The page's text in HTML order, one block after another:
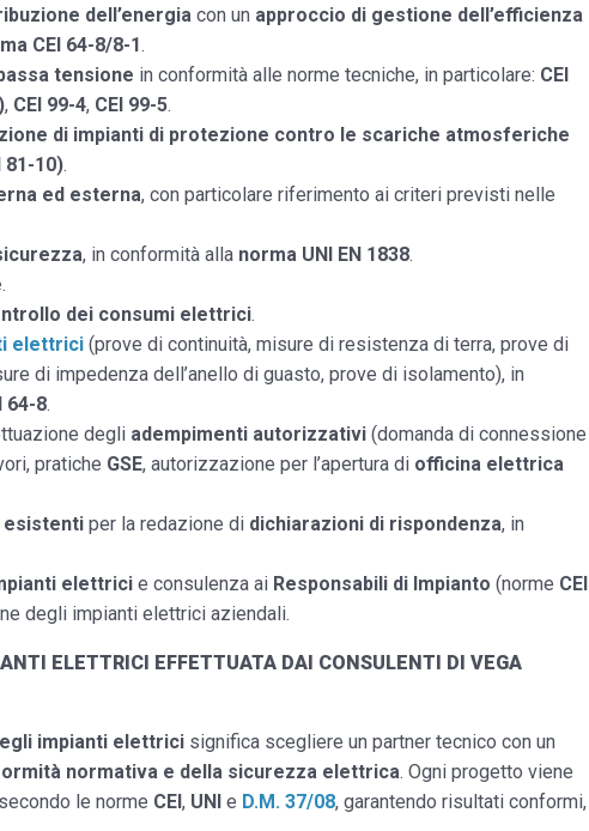
dell’energia con un approccio di gestione dell’efficienza
CEI 64-8/8-1.
tensione in conformità alle norme tecniche, in particolare: CEI
, CEI 99-4, CEI 99-5.
di impianti di protezione contro le scariche atmosferiche
81-10).
ed esterna, con particolare riferimento ai criteri previsti nelle
, in conformità alla norma UNI EN 1838.
.
dei consumi elettrici.
elettrici (prove di continuità, misure di resistenza di terra, prove di
di impedenza dell’anello di guasto, prove di isolamento), in
64-8.
degli adempimenti autorizzativi (domanda di connessione
pratiche GSE, autorizzazione per l’apertura di officina elettrica
esistenti per la redazione di dichiarazioni di rispondenza, in
elettrici e consulenza ai Responsabili di Impianto (norme CEI
degli impianti elettrici aziendali.
ELETTRICI EFFETTUATA DAI CONSULENTI DI VEGA
impianti elettrici significa scegliere un partner tecnico con un
normativa e della sicurezza elettrica. Ogni progetto viene
le norme CEI, UNI e D.M. 37/08, garantendo risultati conformi,